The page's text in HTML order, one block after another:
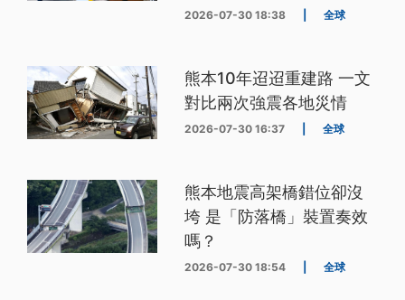
2026-07-30 18:38 全球
熊本10年迢迢重建路 一文
對比兩次強震各地災情
2026-07-30 16:37 全球
熊本地震高架橋錯位卻沒
垮 是「防落橋」裝置奏效
嗎？
2026-07-30 18:54 全球